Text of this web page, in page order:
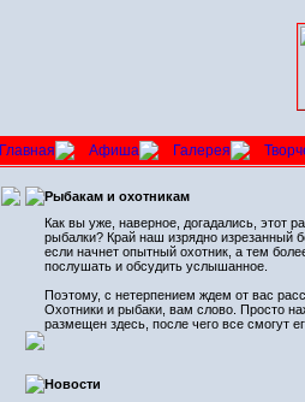
Главная Афиша Галерея
Рыбакам и охотникам
Как вы уже, наверное, догадались, этот
рыбалки? Край наш изрядно изрезанный
если начнет опытный охотник, а тем
послушать и обсудить услышанное.
Поэтому, с нетерпением ждем от вас
Охотники и рыбаки, вам слово. Просто
размещен здесь, после чего все смогут
Новости